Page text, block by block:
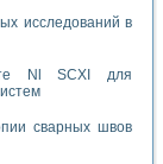
исследований в
Nl SCXI для
сварных швов